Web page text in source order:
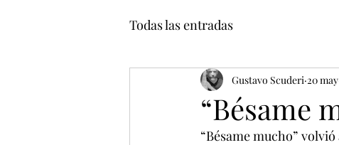
Todas las entradas
“Bésame
Gustavo Scuderi 20 may
“Bésame mucho”